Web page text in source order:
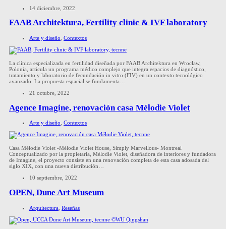
14 diciembre, 2022
FAAB Architektura, Fertility clinic & IVF laboratory
Arte y diseño Contextos
La clínica especializada en fertilidad diseñada por FAAB Architektura en Wrocław,
Polonia, articula un programa médico complejo que integra espacios de diagnóstico,
tratamiento y laboratorio de fecundación in vitro (FIV) en un contexto tecnológico
avanzado. La propuesta espacial se fundamenta…
21 octubre, 2022
Agence Imagine, renovación casa Mélodie Violet
Arte y diseño Contextos
Casa Mélodie Violet -Mélodie Violet House, Simply Marvellous- Montreal
Conceptualizado por la propietaria, Mélodie Violet, diseñadora de interiores y fundadora
de Imagine, el proyecto consiste en una renovación completa de esta casa adosada del
siglo XIX, con una nueva distribución…
10 septiembre, 2022
OPEN, Dune Art Museum
Arquitectura Reseñas